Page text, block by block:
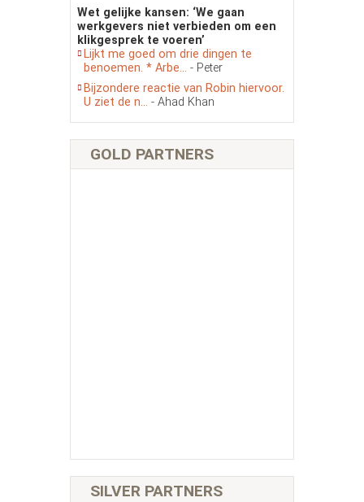
Wet gelijke kansen: ‘We gaan
werkgevers niet verbieden om een
klikgesprek te voeren’
Lijkt me goed om drie dingen te
benoemen. * Arbe... - Peter
Bijzondere reactie van Robin hiervoor.
U ziet de n... - Ahad Khan
GOLD PARTNERS
SILVER PARTNERS